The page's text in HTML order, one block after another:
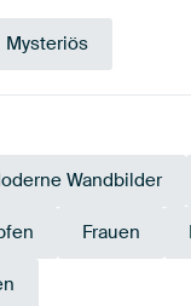
Mysteriös
Wandbilder
Frauen